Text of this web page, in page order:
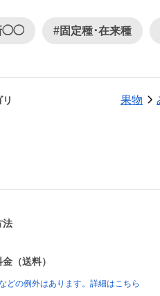
◯◯ #固定種･在来種
果物
法
（送料）
どの例外はあります。詳細はこちら